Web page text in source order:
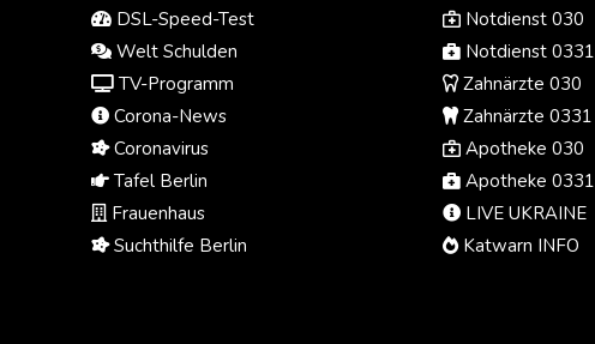
DSL-Speed-Test
Welt Schulden
TV-Programm
Corona-News
Coronavirus
Tafel Berlin
Frauenhaus
Suchthilfe Berlin
Notdienst 030
Notdienst 0331
Zahnärzte 030
Zahnärzte 0331
Apotheke 030
Apotheke 0331
LIVE UKRAINE
Katwarn INFO